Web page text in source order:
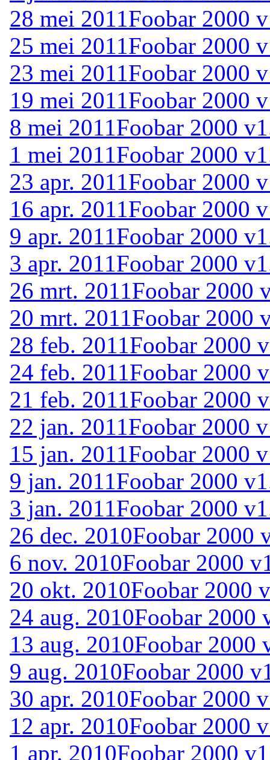
28 mei 2011 Foobar 2000
25 mei 2011 Foobar 2000
23 mei 2011 Foobar 2000
19 mei 2011 Foobar 2000
8 mei 2011 Foobar 2000
1 mei 2011 Foobar 2000
23 apr. 2011 Foobar 2000
16 apr. 2011 Foobar 2000
9 apr. 2011 Foobar 2000
3 apr. 2011 Foobar 2000
26 mrt. 2011 Foobar 2000
20 mrt. 2011 Foobar 2000
28 feb. 2011 Foobar 2000
24 feb. 2011 Foobar 2000
21 feb. 2011 Foobar 2000
22 jan. 2011 Foobar 2000
15 jan. 2011 Foobar 2000
9 jan. 2011 Foobar 2000
3 jan. 2011 Foobar 2000
26 dec. 2010Foobar 2000
6 nov. 2010Foobar 2000
20 okt. 2010Foobar 2000
24 aug. 2010Foobar 2000
13 aug. 2010Foobar 2000
9 aug. 2010Foobar 2000
30 apr. 2010Foobar 2000
12 apr. 2010Foobar 2000
1 apr. 2010Foobar 2000